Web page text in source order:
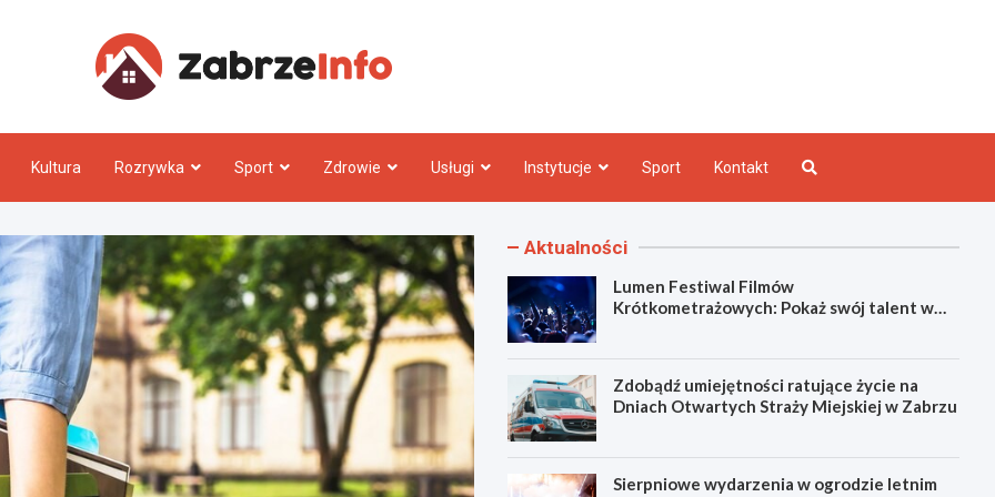
Kultura Rozrywka Sport Zdrowie Usługi Instytucje Sport Kontakt
Aktualności
Lumen Festiwal Filmów
Krótkometrażowych: Pokaż swój talent w
Zdobądź umiejętności ratujące życie na
Dniach Otwartych Straży Miejskiej w Zabrzu
Sierpniowe wydarzenia w ogrodzie letnim